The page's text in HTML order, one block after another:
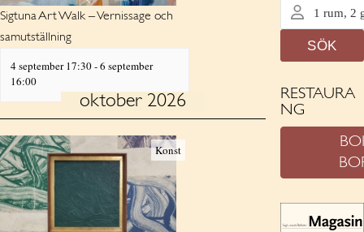
a
v
g
a
t
i
o
n
Sigtuna Art Walk – Vernissage och
samutställning
4 september 17:30-6 september
16:00
oktober 2026
Konst
RESTAURA
NG